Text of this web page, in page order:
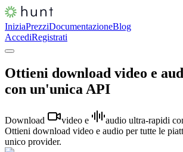
IniziaPrezziDocumentazioneBlog
AccediRegistrati
Ottieni download video e
con un'unica API
Download video e audio ultra-rapidi
Ottieni download video e audio per tutte le
unico provider.